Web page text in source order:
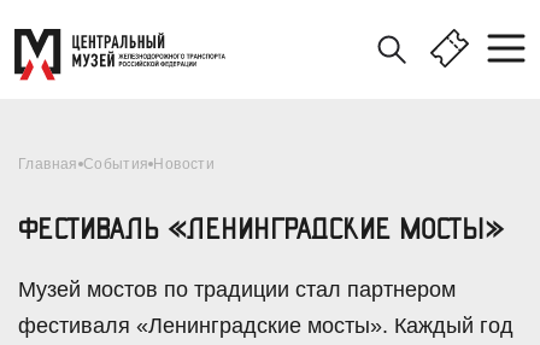
Главная События Новости
ФЕСТИВАЛЬ «ЛЕНИНГРАДСКИЕ МОСТЫ»
Музей мостов по традиции стал партнером
фестиваля «Ленинградские мосты». Каждый год